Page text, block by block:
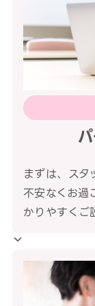
まずは、スタ
不安なくお過
かりやすくご